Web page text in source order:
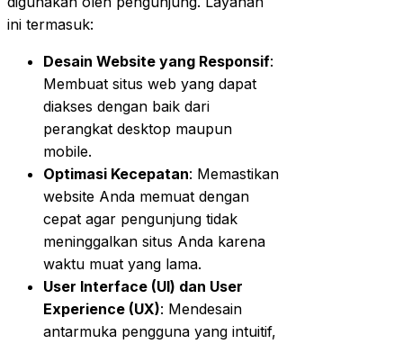
ini termasuk:
Desain Website yang Responsif:
Membuat situs web yang dapat
diakses dengan baik dari
perangkat desktop maupun
mobile.
Optimasi Kecepatan: Memastikan
website Anda memuat dengan
cepat agar pengunjung tidak
meninggalkan situs Anda karena
waktu muat yang lama.
User Interface (UI) dan User
Experience (UX): Mendesain
antarmuka pengguna yang intuitif,